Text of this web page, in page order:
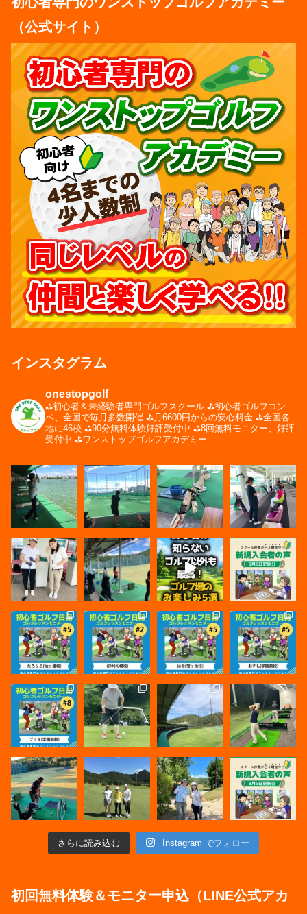
（公式サイト）
インスタグラム
onestopgolf
⛳️初心者＆未経験者専門ゴルフスクール ⛳️初心者ゴルフコン
ペ、全国で毎月多数開催 ⛳️月6600円からの安心料金 ⛳️全国各
地に46校 ⛳️90分無料体験好評受付中 ⛳️8回無料モニター、好評
受付中 ⛳️ワンストップゴルフアカデミー
さらに読み込む Instagram でフォロー
初回無料体験＆モニター申込（LINE公式アカ